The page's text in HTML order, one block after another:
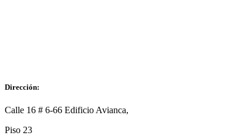
Dirección:
Calle 16 # 6-66 Edificio Avianca,
Piso 23